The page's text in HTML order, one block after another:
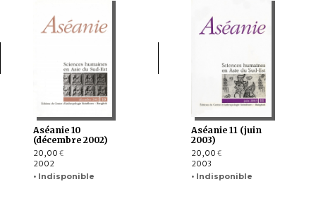
Aséanie 10
(décembre 2002)
20,00 €
2002
• Indisponible
Aséanie 11 (juin
2003)
20,00 €
2003
• Indisponible